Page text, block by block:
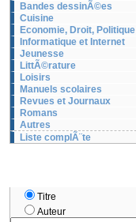
Bandes dessinÃ©es
Cuisine
Economie, Droit, Politique
Informatique et Internet
Jeunesse
LittÃ©rature
Loisirs
Manuels scolaires
Revues et Journaux
Romans
Autres
Liste complÃ¨te
Titre
Auteur